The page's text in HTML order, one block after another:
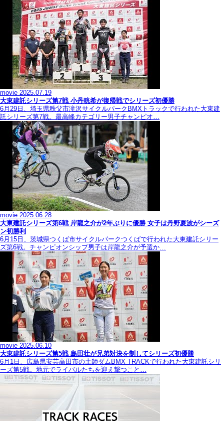
movie 2025.07.19
大東建託シリーズ第7戦 ⼩丹晄希が復帰戦でシリーズ初優勝
6月29日、埼玉県秩父市滝沢サイクルパークBMXトラックで行われた大東建
託シリーズ第7戦。最高峰カテゴリー男子チャンピオ…
movie 2025.06.28
大東建託シリーズ第6戦 岸龍之介が2年ぶりに優勝 女子は丹野夏波がシーズ
ン初勝利
6月15日、茨城県つくば市サイクルパークつくばで行われた大東建託シリー
ズ第6戦。チャンピオンシップ男子は岸龍之介が予選か…
movie 2025.06.10
大東建託シリーズ第5戦 島田壮が兄弟対決を制してシリーズ初優勝
6月1日、広島県安芸高田市の土師ダムBMX TRACKで行われた大東建託シリ
ーズ第5戦。地元でライバルたちを迎え撃つこと…